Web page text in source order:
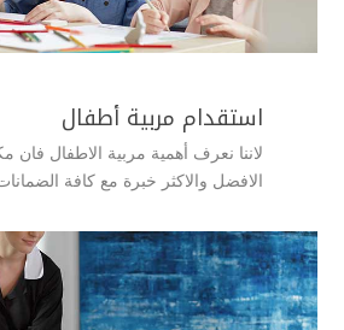
استقدام مربية أطفال
لاننا نعرف أهمية مربية الاطفال فان
الافضل والاكثر خبرة مع كافة الضمانات